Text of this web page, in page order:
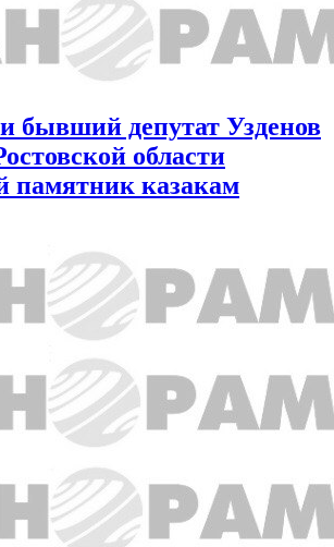
бывший депутат Узденов
области
памятник казакам